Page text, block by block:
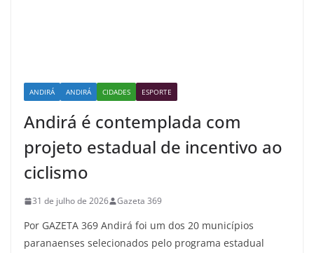
ANDIRÁ ANDIRÁ CIDADES ESPORTE
Andirá é contemplada com
projeto estadual de incentivo ao
ciclismo
31 de julho de 2026 Gazeta 369
Por GAZETA 369 Andirá foi um dos 20 municípios
paranaenses selecionados pelo programa estadual